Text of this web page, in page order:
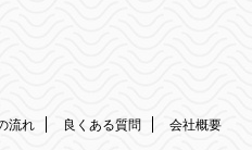
流れ 良くある質問 会社概要